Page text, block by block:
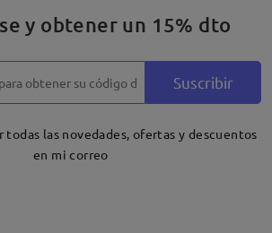
y obtener un 15% dto
Suscribir
las novedades, ofertas y descuentos
en mi correo